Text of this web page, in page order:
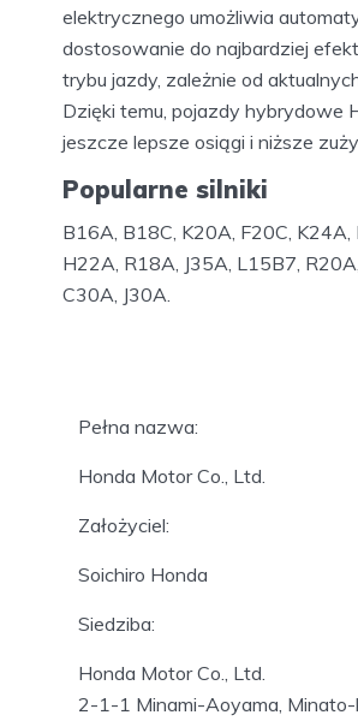
elektrycznego umożliwia
dostosowanie do najbardziej
trybu jazdy, zależnie od
Dzięki temu, pojazdy hybrydowe
jeszcze lepsze osiągi i niższe
Popularne silniki
B16A, B18C, K20A, F20C, K24A,
H22A, R18A, J35A, L15B7,
C30A, J30A.
Pełna nazwa:
Honda Motor Co., Ltd.
Założyciel:
Soichiro Honda
Siedziba:
Honda Motor Co., Ltd.
2-1-1 Minami-Aoyama, Minato-